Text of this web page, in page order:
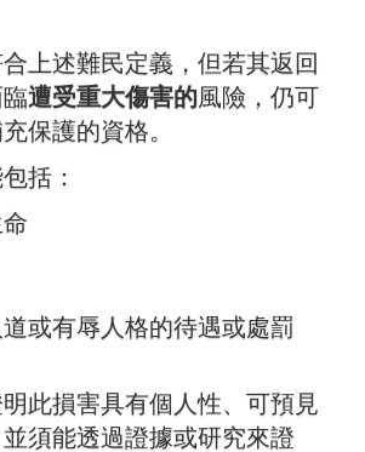
上述難民定義，但若其返回
遭受重大傷害的風險，仍可
保護的資格。
括：
或有辱人格的待遇或處罰
此損害具有個人性、可預見
須能透過證據或研究來證